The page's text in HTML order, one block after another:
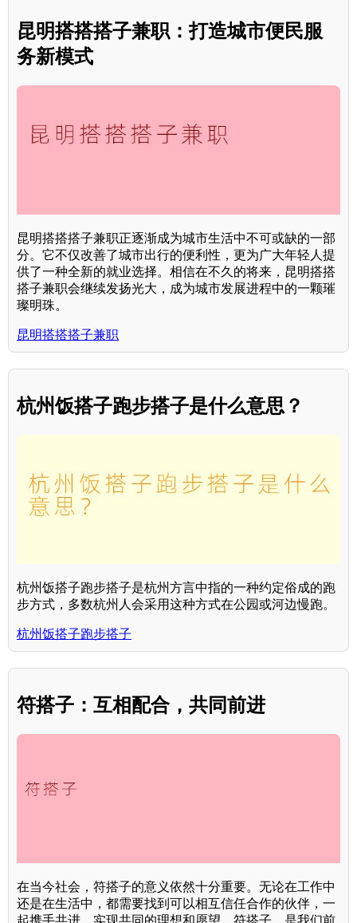
昆明搭搭搭子兼职：打造城市便民服
务新模式
昆明搭搭搭子兼职正逐渐成为城市生活中不可或缺的一部
分。它不仅改善了城市出行的便利性，更为广大年轻人提
供了一种全新的就业选择。相信在不久的将来，昆明搭搭
搭子兼职会继续发扬光大，成为城市发展进程中的一颗璀
璨明珠。
昆明搭搭搭子兼职
杭州饭搭子跑步搭子是什么意思？
杭州饭搭子跑步搭子是杭州方言中指的一种约定俗成的跑
步方式，多数杭州人会采用这种方式在公园或河边慢跑。
杭州饭搭子跑步搭子
符搭子：互相配合，共同前进
在当今社会，符搭子的意义依然十分重要。无论在工作中
还是在生活中，都需要找到可以相互信任合作的伙伴，一